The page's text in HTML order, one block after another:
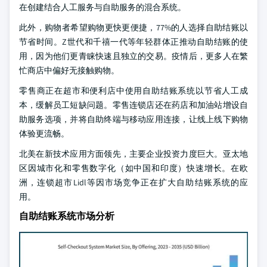
在创建结合人工服务与自助服务的混合系统。
此外，购物者希望购物更快更便捷，77%的人选择自助结账以
节省时间。Z世代和千禧一代等年轻群体正推动自助结账的使
用，因为他们更青睐快速且独立的交易。疫情后，更多人在繁
忙商店中偏好无接触购物。
零售商正在超市和便利店中使用自助结账系统以节省人工成
本，缓解员工短缺问题。零售连锁店还在药店和加油站增设自
助服务选项，并将自助终端与移动应用连接，让线上线下购物
体验更流畅。
北美在新技术应用方面领先，主要企业投资力度巨大。亚太地
区因城市化和零售数字化（如中国和印度）快速增长。在欧
洲，连锁超市Lidl等因市场竞争正在扩大自助结账系统的应
用。
自助结账系统市场分析